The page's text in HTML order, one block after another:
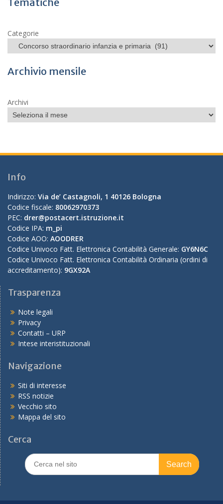
Categorie
Archivio mensile
Archivi
Info
Indirizzo: Via de’ Castagnoli, 1 40126 Bologna
Codice fiscale: 80062970373
PEC: drer@postacert.istruzione.it
Codice IPA: m_pi
Codice AOO: AOODRER
Codice Univoco Fatt. Elettronica Contabilità Generale: GY6N6C
Codice Univoco Fatt. Elettronica Contabilità Ordinaria (ordini di
accreditamento): 9GX92A
Trasparenza
Note legali
Privacy
Contatti – URP
Intese interistituzionali
Navigazione
Siti di interesse
RSS notizie
Vecchio sito
Mappa del sito
Cerca
Search
for: